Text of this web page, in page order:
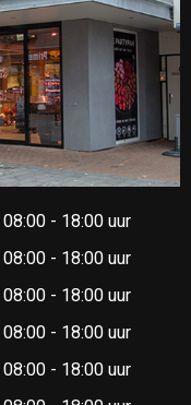
08:00 - 18:00 uur
08:00 - 18:00 uur
08:00 - 18:00 uur
08:00 - 18:00 uur
08:00 - 18:00 uur